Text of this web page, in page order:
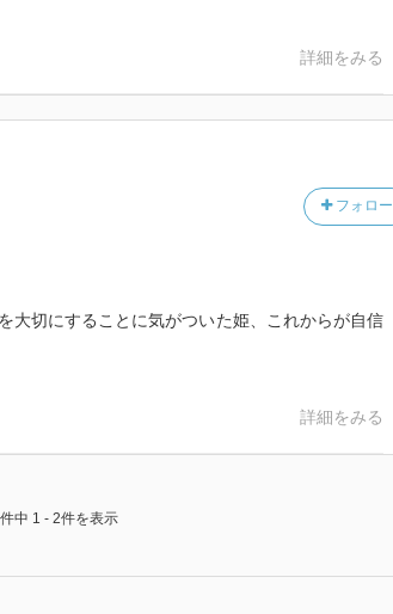
詳細をみる
フォロー
大切にすることに気がついた姫、これからが自信
詳細をみる
中 1 - 2件を表示